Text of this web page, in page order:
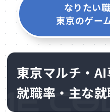
なりたい
東京のゲー
東京マルチ・
就職率・主な